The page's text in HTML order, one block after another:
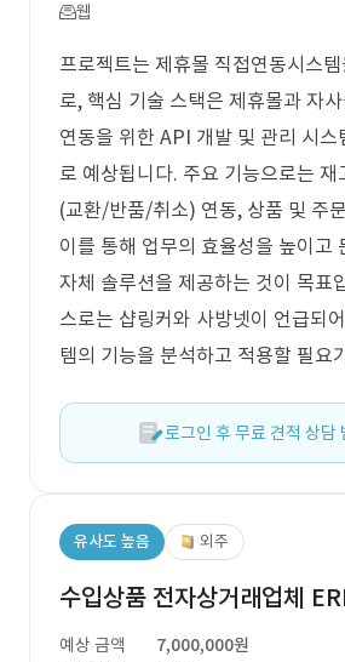
웹
프로젝트는 제휴몰 직접연동시스
로, 핵심 기술 스택은 제휴몰과 자
연동을 위한 API 개발 및 관리 시스
로 예상됩니다. 주요 기능으로는 재
(교환/반품/취소) 연동, 상품 및 주
이를 통해 업무의 효율성을 높이고
자체 솔루션을 제공하는 것이 목표
스로는 샵링커와 사방넷이 언급되
템의 기능을 분석하고 적용할 필요
로그인 후 무료 견적 상담
유사도 높음 외주
수입상품 전자상거래업체
예상 금액
7,000,000원